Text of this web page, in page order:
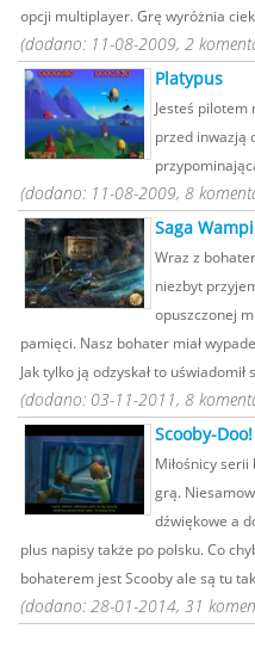
opcji multiplayer. Grę wyróżnia
(dodano: 11-08-2009, 2
Platypus
Jesteś pilotem
przed inwazją
(dodano: 11-08-2009, 8
Saga
Wraz z
niezbyt
opuszczonej
pamięci. Nasz bohater miał
Jak tylko ją odzyskał to uświadomił
(dodano: 03-11-2011, 8
Scooby-
Miłośnicy
grą.
dźwiękowe a
plus napisy także po polsku. Co
bohaterem jest Scooby ale są tu
(dodano: 28-01-2014, 31